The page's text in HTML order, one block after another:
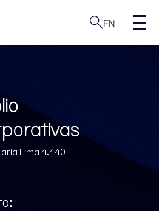
EN
Lima 4.440